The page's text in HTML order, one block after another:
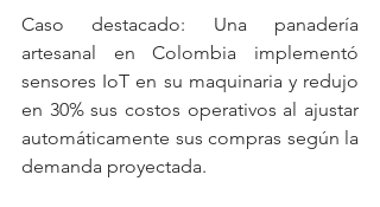
Caso destacado: Una panadería
artesanal en Colombia implementó
sensores IoT en su maquinaria y redujo
en 30% sus costos operativos al ajustar
automáticamente sus compras según la
demanda proyectada.